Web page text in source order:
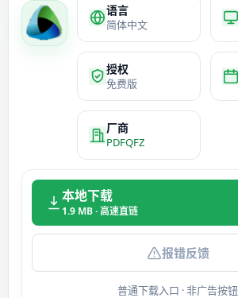
语言
简体中文
授权
免费版
厂商
PDFQFZ
本地下载
1.9 MB · 高速直链
报错反馈
普通下载入口 · 非广告按钮